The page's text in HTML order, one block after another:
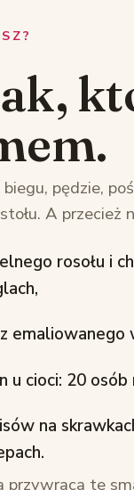
pędzie,
A przecież
rosołu i
u cioci: 20
na
przywraca te